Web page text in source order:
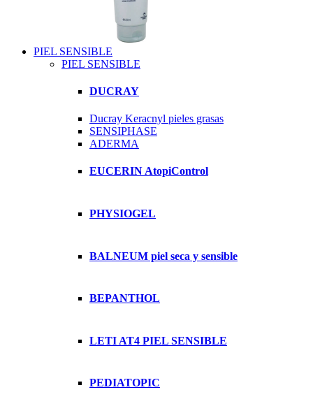
PIEL SENSIBLE
PIEL SENSIBLE
DUCRAY
Ducray Keracnyl pieles grasas
SENSIPHASE
ADERMA
EUCERIN AtopiControl
PHYSIOGEL
BALNEUM piel seca y sensible
BEPANTHOL
LETI AT4 PIEL SENSIBLE
PEDIATOPIC